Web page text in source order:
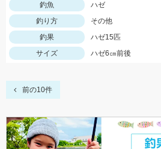
釣魚
ハゼ
釣り方
その他
釣果
ハゼ15匹
サイズ
ハゼ6㎝前後
前の10件